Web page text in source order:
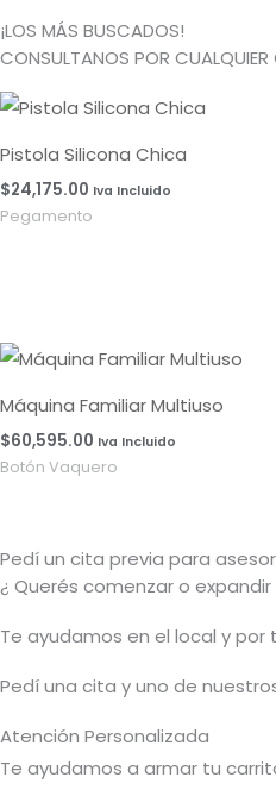
¡LOS MÁS BUSCADOS!
CONSULTANOS POR
Pistola Silicona Chica
$24,175.00 Iva Incluido
Pegamento
Máquina Familiar Multiuso
$60,595.00 Iva Incluido
Botón Vaquero
Pedí un cita previa para
¿ Querés comenzar o expandir
Te ayudamos en el local y
Pedí una cita y uno de
Atención Personalizada
Te ayudamos a armar tu